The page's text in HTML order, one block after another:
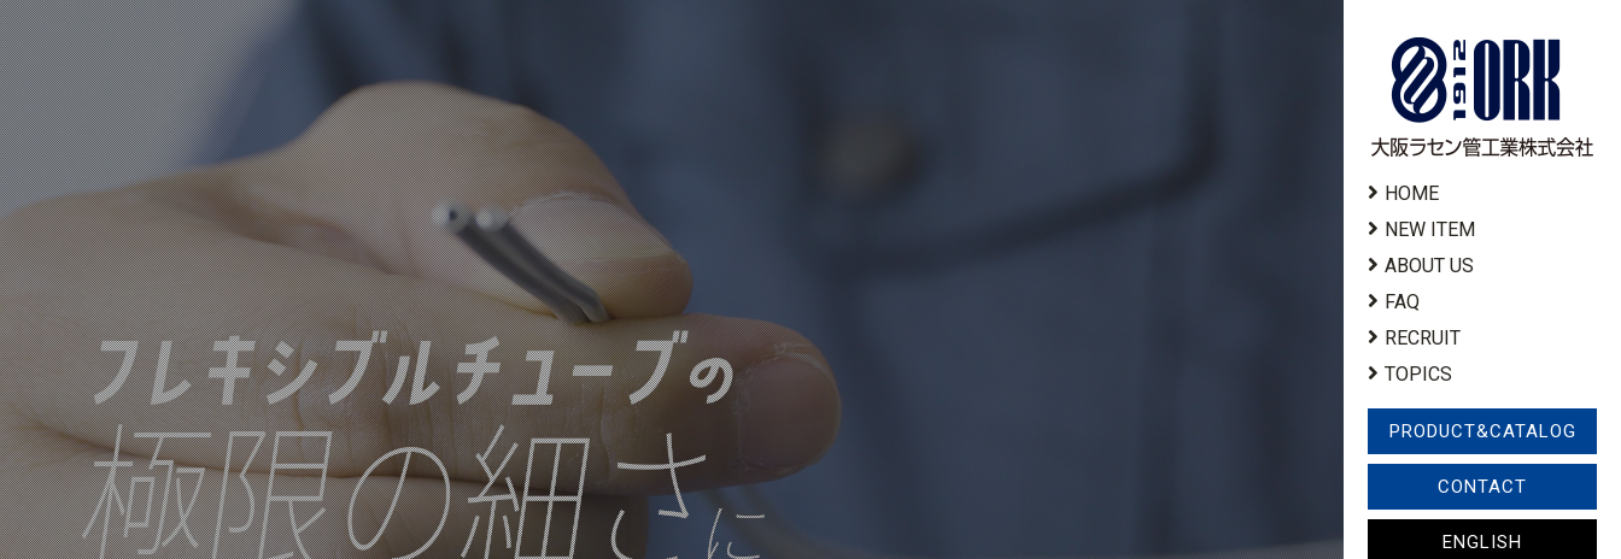
HOME
NEW ITEM
ABOUT US
FAQ
RECRUIT
TOPICS
PRODUCT&CATALOG
CONTACT
ENGLISH